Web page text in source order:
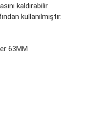
kaldırabilir.
kullanılmıştır.
63MM